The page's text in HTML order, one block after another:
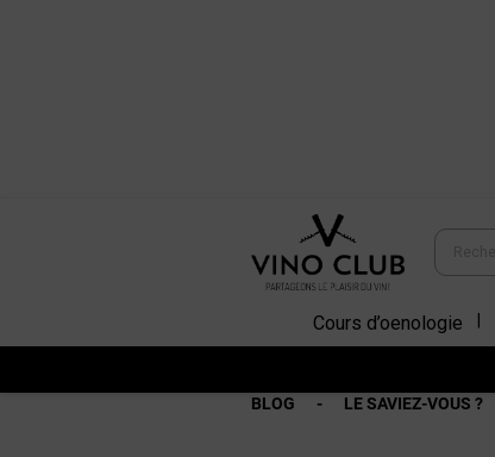
Cours d’oenologie
BLOG
LE SAVIEZ-VOUS ?